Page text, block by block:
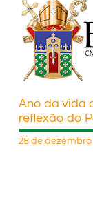
Ano da vida
reflexão do
28 de dezembro